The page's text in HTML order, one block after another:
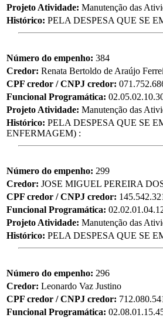
Projeto Atividade: Manutenção das
Histórico: PELA DESPESA QUE SE
Número do empenho: 384
Credor: Renata Bertoldo de Araújo
CPF credor / CNPJ credor:
Funcional Programática:
Projeto Atividade: Manutenção das
Histórico: PELA DESPESA QUE SE
ENFERMAGEM) :
Número do empenho: 299
Credor: JOSE MIGUEL PEREIRA
CPF credor / CNPJ credor:
Funcional Programática:
Projeto Atividade: Manutenção das
Histórico: PELA DESPESA QUE SE
Número do empenho: 296
Credor: Leonardo Vaz Justino
CPF credor / CNPJ credor:
Funcional Programática: